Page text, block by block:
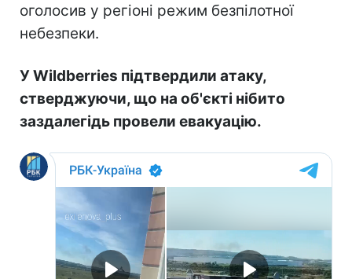
оголосив у регіоні режим безпілотної
небезпеки.
У Wildberries підтвердили атаку,
стверджуючи, що на об'єкті нібито
заздалегідь провели евакуацію.